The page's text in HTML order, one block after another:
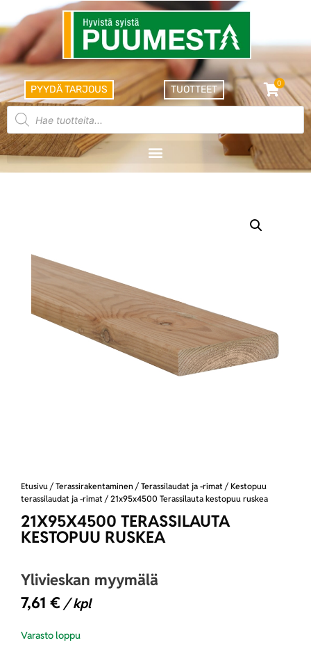
PYYDÄ TARJOUS TUOTTEET
0
Etusivu / Terassirakentaminen / Terassilaudat ja -rimat / Kestopuu
terassilaudat ja -rimat / 21x95x4500 Terassilauta kestopuu ruskea
21X95X4500 TERASSILAUTA
KESTOPUU RUSKEA
Ylivieskan myymälä
7,61 € / kpl
Varasto loppu